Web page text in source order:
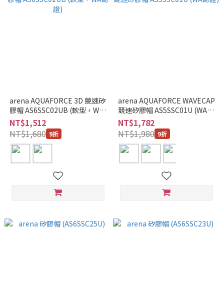
arena AQUAFORCE 3D 競速矽
膠帽 AS6SSC02UB (軟型，WA
認證)
NT$1,512
NT$1,680 9折
arena AQUAFORCE WAVECAP
競速矽膠帽 AS5SSC01U (WA認
證)
NT$1,782
NT$1,980 9折